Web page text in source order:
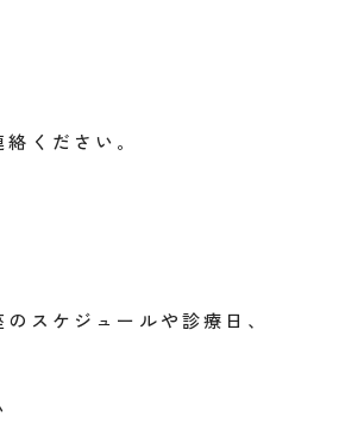
ください。
スケジュールや診療日、